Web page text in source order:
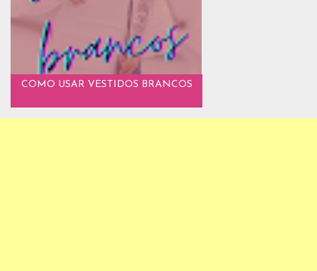
COMO USAR VESTIDOS BRANCOS